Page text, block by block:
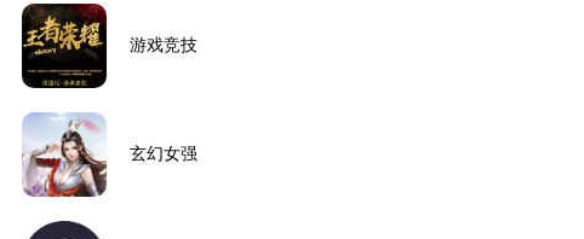
游戏竞技
玄幻女强